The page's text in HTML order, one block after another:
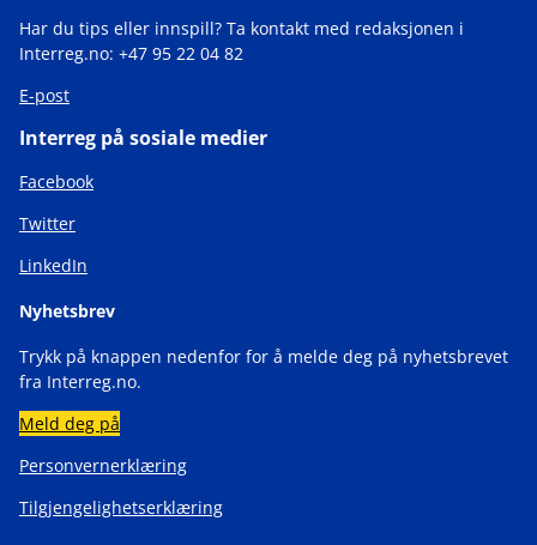
Har du tips eller innspill? Ta kontakt med redaksjonen i
Interreg.no: +47 95 22 04 82
E-post
Interreg på sosiale medier
Facebook
Twitter
LinkedIn
Nyhetsbrev
Trykk på knappen nedenfor for å melde deg på nyhetsbrevet
fra Interreg.no.
Meld deg på
Personvernerklæring
Tilgjengelighetserklæring